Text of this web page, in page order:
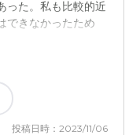
った。私も比較的近
できなかったため
てお願いすることが
しての心配は消え、
投稿日時：2023/11/06